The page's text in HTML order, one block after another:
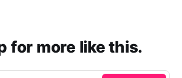
for more like this.